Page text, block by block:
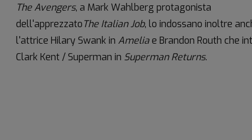
The Avengers, a Mark Wahlberg protagonista
dell'apprezzatoThe Italian Job, lo indossano inoltre
l'attrice Hilary Swank in Ameliae Brandon Routh che
Clark Kent / Superman in Superman Returns.